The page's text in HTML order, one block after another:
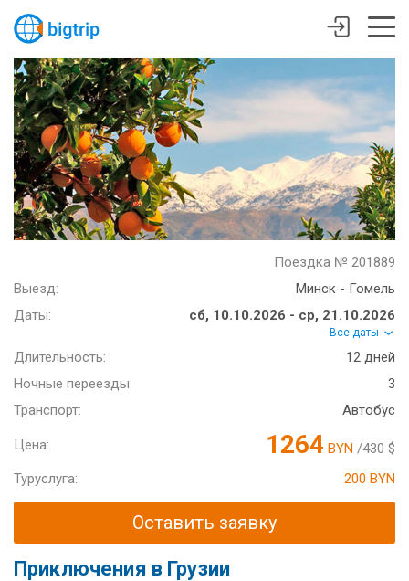
Поездка № 201889
Выезд:
Минск - Гомель
Даты:
сб, 10.10.2026 - ср, 21.10.2026
Все даты
Длительность:
12 дней
Ночные переезды:
3
Транспорт:
Автобус
Цена: 1264 BYN /430 $
Туруслуга:
200 BYN
Оставить заявку
Приключения в Грузии